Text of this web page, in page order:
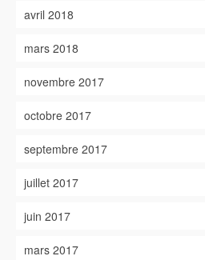
avril 2018
mars 2018
novembre 2017
octobre 2017
septembre 2017
juillet 2017
juin 2017
mars 2017